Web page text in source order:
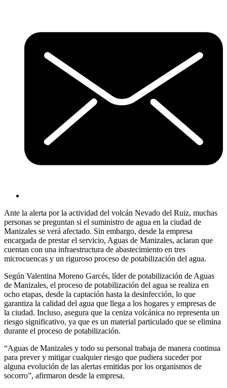
Ante la alerta por la actividad del volcán Nevado del Ruiz, muchas
personas se preguntan si el suministro de agua en la ciudad de
Manizales se verá afectado. Sin embargo, desde la empresa
encargada de prestar el servicio, Aguas de Manizales, aclaran que
cuentan con una infraestructura de abastecimiento en tres
microcuencas y un riguroso proceso de potabilización del agua.
Según Valentina Moreno Garcés, líder de potabilización de Aguas
de Manizales, el proceso de potabilización del agua se realiza en
ocho etapas, desde la captación hasta la desinfección, lo que
garantiza la calidad del agua que llega a los hogares y empresas de
la ciudad. Incluso, asegura que la ceniza volcánica no representa un
riesgo significativo, ya que es un material particulado que se elimina
durante el proceso de potabilización.
“Aguas de Manizales y todo su personal trabaja de manera continua
para prever y mitigar cualquier riesgo que pudiera suceder por
alguna evolución de las alertas emitidas por los organismos de
socorro”, afirmaron desde la empresa.